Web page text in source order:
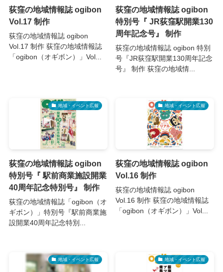
荻窪の地域情報誌 ogibon
Vol.17 制作
荻窪の地域情報誌 ogibon
Vol.17 制作 荻窪の地域情報誌
「ogibon（オギボン）」Vol...
荻窪の地域情報誌 ogibon
特別号『 JR荻窪駅開業130
周年記念号』 制作
荻窪の地域情報誌 ogibon 特別
号『JR荻窪駅開業130周年記念
号』 制作 荻窪の地域情...
地域・イベント広報
荻窪の地域情報誌 ogibon
特別号『 駅前商業施設開業
40周年記念特別号』 制作
荻窪の地域情報誌「ogibon（オ
ギボン）」特別号『駅前商業施
設開業40周年記念特別...
地域・イベント広報
荻窪の地域情報誌 ogibon
Vol.16 制作
荻窪の地域情報誌 ogibon
Vol.16 制作 荻窪の地域情報誌
「ogibon（オギボン）」Vol...
地域・イベント広報 地域・イベント広報